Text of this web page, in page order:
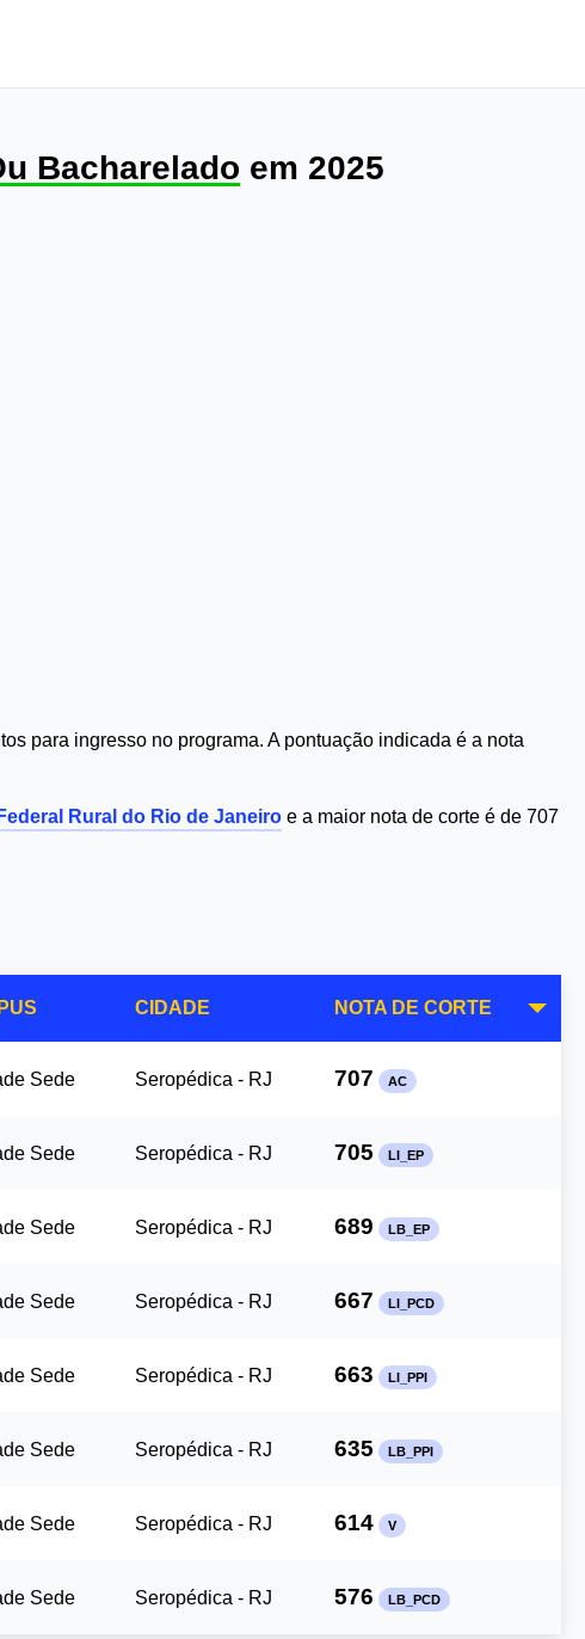
Bacharelado em 2025
para ingresso no programa. A pontuação indicada é a nota
Rural do Rio de Janeiro e a maior nota de corte é de 707
CIDADE NOTA DE CORTE
Sede Seropédica - RJ 707 AC
Sede Seropédica - RJ 705 LI_EP
Sede Seropédica - RJ 689 LB_EP
Sede Seropédica - RJ 667 LI_PCD
Sede Seropédica - RJ 663 LI_PPI
Sede Seropédica - RJ 635 LB_PPI
Sede Seropédica - RJ 614 V
Sede Seropédica - RJ 576 LB_PCD